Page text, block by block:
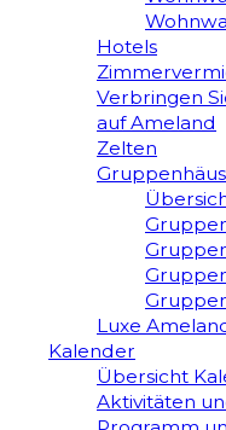
Hotels
Verbringen
auf Ameland
Zelten
Luxe
Kalender
Übersicht
Aktivitäten